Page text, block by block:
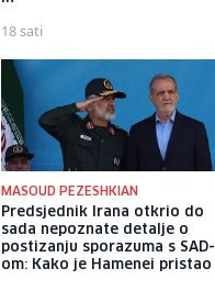
18 sati
MASOUD PEZESHKIAN
Predsjednik Irana otkrio do
sada nepoznate detalje o
postizanju sporazuma s SAD-
om: Kako je Hamenei pristao